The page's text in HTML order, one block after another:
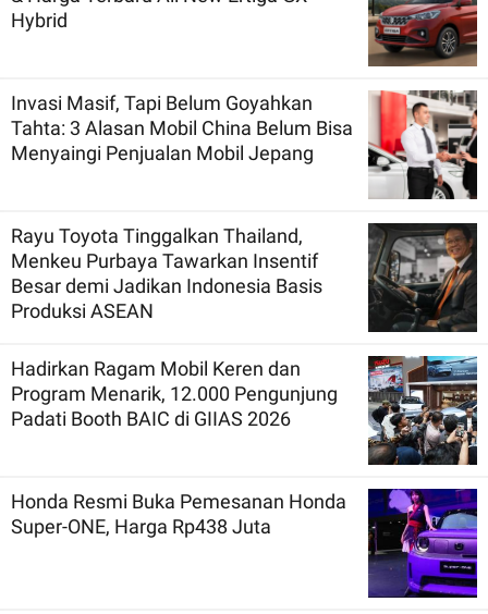
Hybrid
Invasi Masif, Tapi Belum Goyahkan
Tahta: 3 Alasan Mobil China Belum Bisa
Menyaingi Penjualan Mobil Jepang
Rayu Toyota Tinggalkan Thailand,
Menkeu Purbaya Tawarkan Insentif
Besar demi Jadikan Indonesia Basis
Produksi ASEAN
Hadirkan Ragam Mobil Keren dan
Program Menarik, 12.000 Pengunjung
Padati Booth BAIC di GIIAS 2026
Honda Resmi Buka Pemesanan Honda
Super-ONE, Harga Rp438 Juta